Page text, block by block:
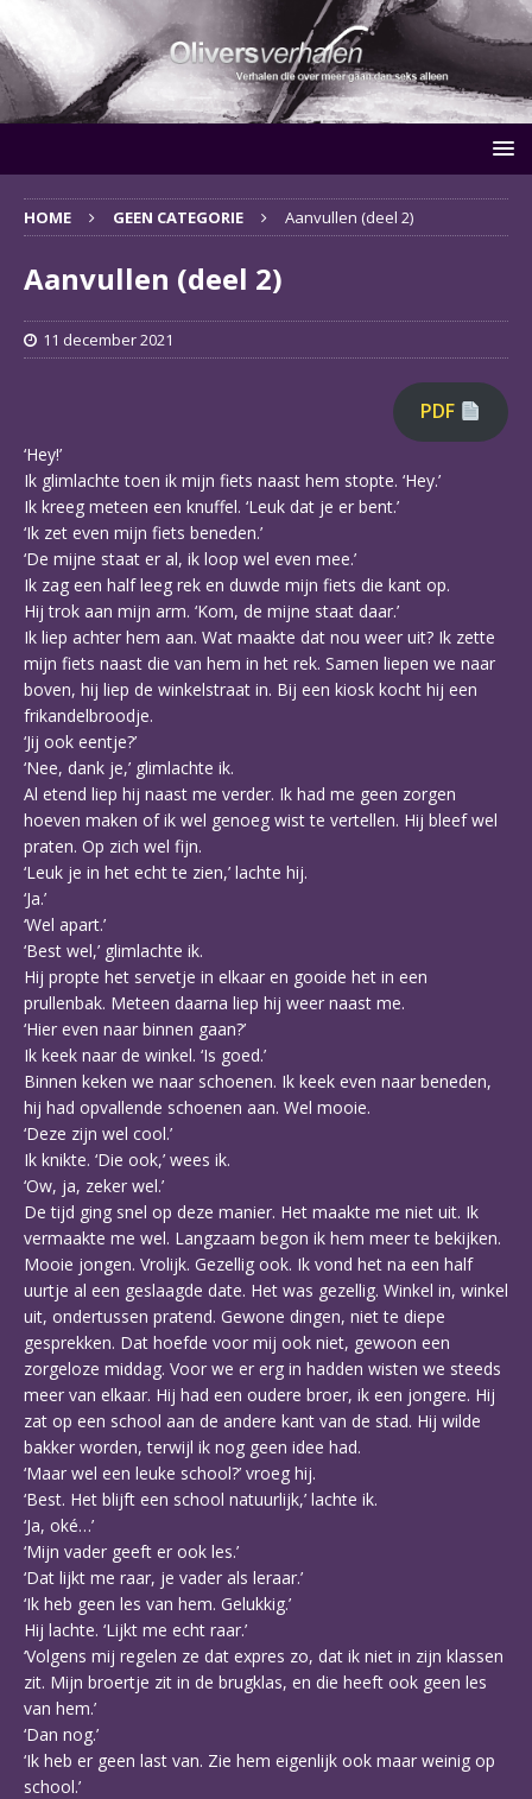
HOME GEEN CATEGORIE Aanvullen (deel 2)
Aanvullen (deel 2)
11 december 2021
PDF
‘Hey!’
Ik glimlachte toen ik mijn fiets naast hem stopte. ‘Hey.’
Ik kreeg meteen een knuffel. ‘Leuk dat je er bent.’
‘Ik zet even mijn fiets beneden.’
‘De mijne staat er al, ik loop wel even mee.’
Ik zag een half leeg rek en duwde mijn fiets die kant op.
Hij trok aan mijn arm. ‘Kom, de mijne staat daar.’
Ik liep achter hem aan. Wat maakte dat nou weer uit? Ik zette
mijn fiets naast die van hem in het rek. Samen liepen we naar
boven, hij liep de winkelstraat in. Bij een kiosk kocht hij een
frikandelbroodje.
‘Jij ook eentje?’
‘Nee, dank je,’ glimlachte ik.
Al etend liep hij naast me verder. Ik had me geen zorgen
hoeven maken of ik wel genoeg wist te vertellen. Hij bleef wel
praten. Op zich wel fijn.
‘Leuk je in het echt te zien,’ lachte hij.
‘Ja.’
‘Wel apart.’
‘Best wel,’ glimlachte ik.
Hij propte het servetje in elkaar en gooide het in een
prullenbak. Meteen daarna liep hij weer naast me.
‘Hier even naar binnen gaan?’
Ik keek naar de winkel. ‘Is goed.’
Binnen keken we naar schoenen. Ik keek even naar beneden,
hij had opvallende schoenen aan. Wel mooie.
‘Deze zijn wel cool.’
Ik knikte. ‘Die ook,’ wees ik.
‘Ow, ja, zeker wel.’
De tijd ging snel op deze manier. Het maakte me niet uit. Ik
vermaakte me wel. Langzaam begon ik hem meer te bekijken.
Mooie jongen. Vrolijk. Gezellig ook. Ik vond het na een half
uurtje al een geslaagde date. Het was gezellig. Winkel in, winkel
uit, ondertussen pratend. Gewone dingen, niet te diepe
gesprekken. Dat hoefde voor mij ook niet, gewoon een
zorgeloze middag. Voor we er erg in hadden wisten we steeds
meer van elkaar. Hij had een oudere broer, ik een jongere. Hij
zat op een school aan de andere kant van de stad. Hij wilde
bakker worden, terwijl ik nog geen idee had.
‘Maar wel een leuke school?’ vroeg hij.
‘Best. Het blijft een school natuurlijk,’ lachte ik.
‘Ja, oké…’
‘Mijn vader geeft er ook les.’
‘Dat lijkt me raar, je vader als leraar.’
‘Ik heb geen les van hem. Gelukkig.’
Hij lachte. ‘Lijkt me echt raar.’
‘Volgens mij regelen ze dat expres zo, dat ik niet in zijn klassen
zit. Mijn broertje zit in de brugklas, en die heeft ook geen les
van hem.’
‘Dan nog.’
‘Ik heb er geen last van. Zie hem eigenlijk ook maar weinig op
school.’